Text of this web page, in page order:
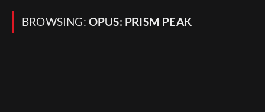
BROWSING: OPUS: PRISM PEAK